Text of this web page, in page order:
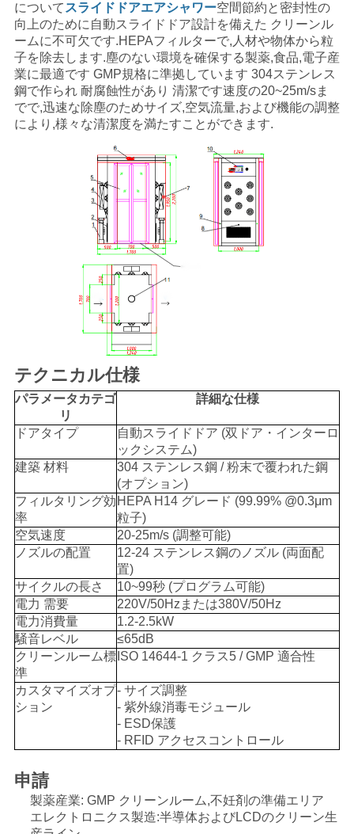
理
連
絡
ス
事
件
見
積
も
り
を
依
頼
地
についてスライドドアエアシャワー空間節約と密封性の
向上のために自動スライドドア設計を備えた クリーンル
ームに不可欠です.HEPAフィルターで,人材や物体から粒
子を除去します.塵のない環境を確保する製薬,食品,電子産
業に最適です GMP規格に準拠しています 304ステンレス
鋼で作られ 耐腐蝕性があり 清潔です速度の20~25m/sま
でで,迅速な除塵のためサイズ,空気流量,および機能の調整
により,様々な清潔度を満たすことができます.
テクニカル仕様
パラメータカテゴ
リ
詳細な仕様
ドアタイプ
自動スライドドア (双ドア・インターロ
ックシステム)
建築 材料
304 ステンレス鋼 / 粉末で覆われた鋼
(オプション)
フィルタリング効
率
HEPA H14 グレード (99.99% @0.3μm
粒子)
空気速度
20-25m/s (調整可能)
ノズルの配置
12-24 ステンレス鋼のノズル (両面配
置)
サイクルの長さ
10~99秒 (プログラム可能)
電力 需要
220V/50Hzまたは380V/50Hz
電力消費量
1.2-2.5kW
騒音レベル
≤65dB
クリーンルーム標
準
ISO 14644-1 クラス5 / GMP 適合性
カスタマイズオプ
ション
- サイズ調整
- 紫外線消毒モジュール
- ESD保護
- RFID アクセスコントロール
申請
製薬産業: GMP クリーンルーム,不妊剤の準備エリア
エレクトロニクス製造:半導体およびLCDのクリーン生